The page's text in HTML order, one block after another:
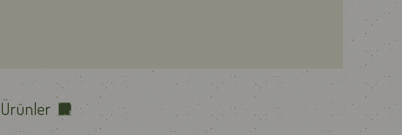
herhangi bir sorunu info@gurmepark.com.tradresinden, Whatsapp iletişim